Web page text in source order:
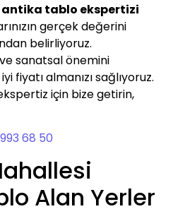
tablo ekspertizi
gerçek değerini
belirliyoruz.
sanatsal önemini
fiyatı almanızı sağlıyoruz.
için bize getirin,
68 50
Alan Yerler